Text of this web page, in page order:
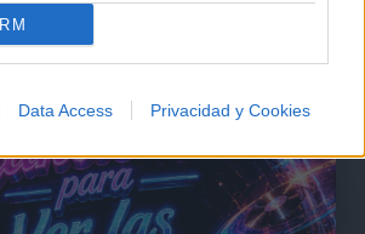
Data Access Privacidad y Cookies